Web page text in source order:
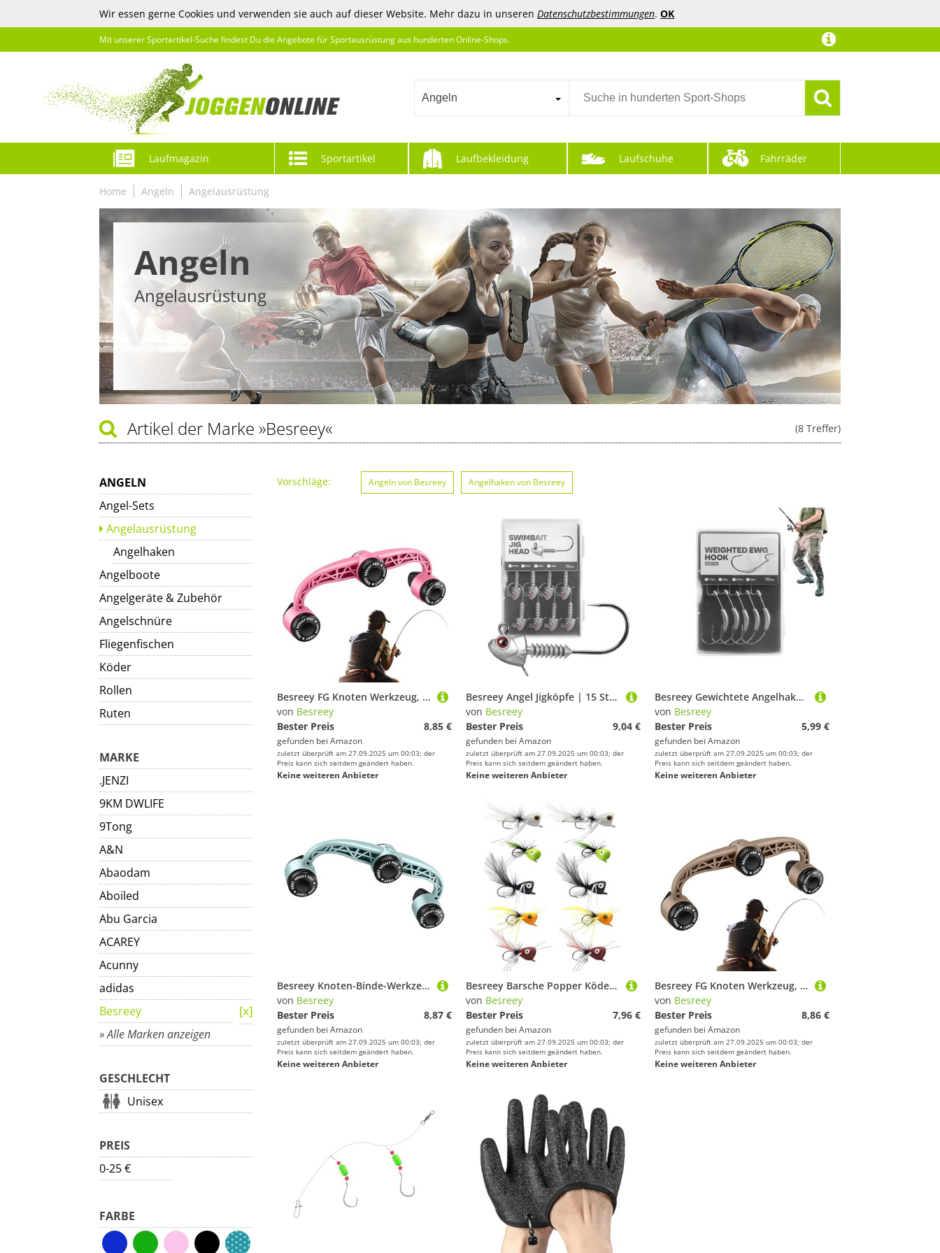
Wir essen gerne Cookies und verwenden sie auch auf dieser Website. Mehr dazu in unseren Datenschutzbestimmungen. OK
Mit unserer Sportartikel-Suche findest Du die Angebote für Sportausrüstung aus hunderten Online-Shops.
Angeln
Laufmagazin Sportartikel Laufbekleidung Laufschuhe Fahrräder
Home Angeln Angelausrüstung
Angeln
Angelausrüstung
(8 Treffer)
Artikel der Marke »Besreey«
ANGELN
Angel-Sets
Angelausrüstung
Angelhaken
Angelboote
Angelgeräte & Zubehör
Angelschnüre
Fliegenfischen
Köder
Rollen
Ruten
MARKE
.JENZI
9KM DWLIFE
9Tong
A&N
Abaodam
Aboiled
Abu Garcia
ACAREY
Acunny
adidas
Besreey
» Alle Marken anzeigen
GESCHLECHT
Unisex
PREIS
0-25 €
FARBE
Vorschläge: Angeln von Besreey Angelhaken von Besreey
Besreey FG Knoten Werkzeug, Knotenassistent, Zubehör für Angelknoten Verbinder Ausrüstung Angler Teich Stausee Süßwasser See Fluss Salzwasser
von Besreey
Bester Preis
8,85 €
gefunden bei Amazon
zuletzt überprüft am 27.09.2025 um 00:03; der
Preis kann sich seitdem geändert haben.
Keine weiteren Anbieter
Besreey Angel Jigköpfe | 15 Stück Angelhaken,rutschfeste Swimbait-Haken für Offshore-Trolling auf Wels Barsch Zander und Salzwasser-Crappie beim Angeln
von Besreey
Bester Preis
9,04 €
gefunden bei Amazon
zuletzt überprüft am 27.09.2025 um 00:03; der
Preis kann sich seitdem geändert haben.
Keine weiteren Anbieter
Besreey Gewichtete Angelhaken - Angelzubehör Für Salzwasser - Schnellsinkende Swimbait Haken für Fluss, Teich, Salzwasser, Brandung, Küstengewässer, Süßwasser und Trollangeln
von Besreey
Bester Preis
5,99 €
gefunden bei Amazon
zuletzt überprüft am 27.09.2025 um 00:03; der
Preis kann sich seitdem geändert haben.
Keine weiteren Anbieter
Besreey Knoten-Binde-Werkzeug | Knotenassistent | Zubehör für Angelknoten Verbinder Ausrüstung Angler Teich Stausee Süßwasser See Fluss Salzwasser
von Besreey
Bester Preis
8,87 €
gefunden bei Amazon
zuletzt überprüft am 27.09.2025 um 00:03; der
Preis kann sich seitdem geändert haben.
Keine weiteren Anbieter
Besreey Barsche Popper Köder Fliegenfischen - Sortiment Popper Fliegenfischen Köder | Multifunktionale Fischfang Ausrüstung Süßwasserzubehör für Seebarsch Lachs Forelle Sonnenbarsch
von Besreey
Bester Preis
7,96 €
gefunden bei Amazon
zuletzt überprüft am 27.09.2025 um 00:03; der
Preis kann sich seitdem geändert haben.
Keine weiteren Anbieter
Besreey FG Knoten Werkzeug, Knotenassistent, Zubehör für Angelknoten Verbinder Ausrüstung Angler Teich Stausee Süßwasser See Fluss Salzwasser
von Besreey
Bester Preis
8,86 €
gefunden bei Amazon
zuletzt überprüft am 27.09.2025 um 00:03; der
Preis kann sich seitdem geändert haben.
Keine weiteren Anbieter